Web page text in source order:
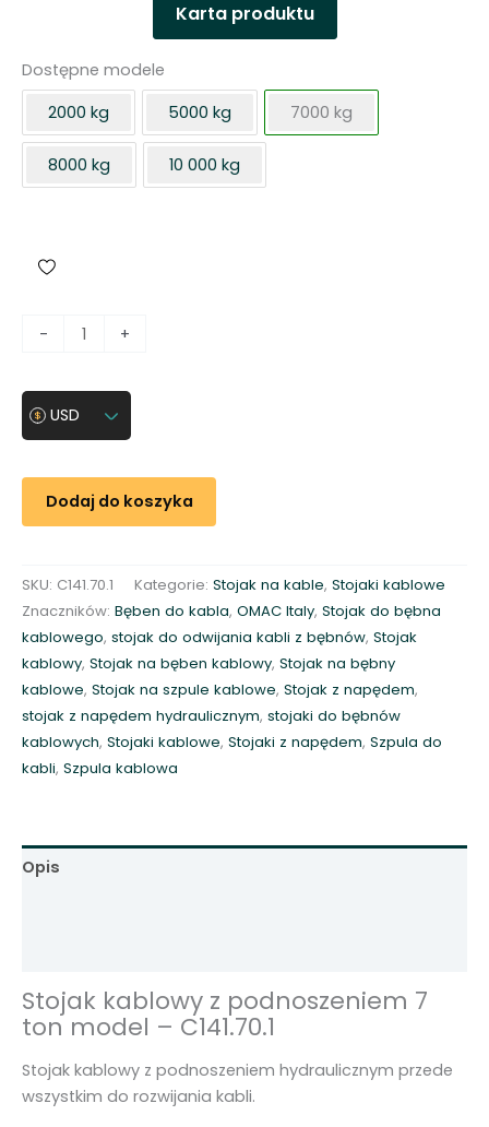
Karta produktu
Dostępne modele
2000 kg
5000 kg 7000 kg
8000 kg 10 000 kg
-
ć
t
k
k
a
b
l
o
w
y
o
d
e
n
i
+
USD
Dodaj do koszyka
SKU: C141.70.1 Kategorie: Stojak na kable, Stojaki kablowe
Znaczników: Bęben do kabla, OMAC Italy, Stojak do bębna
kablowego, stojak do odwijania kabli z bębnów, Stojak
kablowy, Stojak na bęben kablowy, Stojak na bębny
kablowe, Stojak na szpule kablowe, Stojak z napędem,
stojak z napędem hydraulicznym, stojaki do bębnów
kablowych, Stojaki kablowe, Stojaki z napędem, Szpula do
kabli, Szpula kablowa
Opis
Stojak kablowy z podnoszeniem 7
ton model – C141.70.1
Stojak kablowy z podnoszeniem hydraulicznym przede
wszystkim do rozwijania kabli.